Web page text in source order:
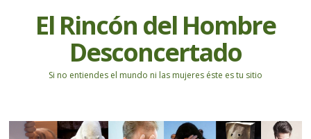
El Rincón del Hombre
Desconcertado
Si no entiendes el mundo ni las mujeres éste es tu sitio